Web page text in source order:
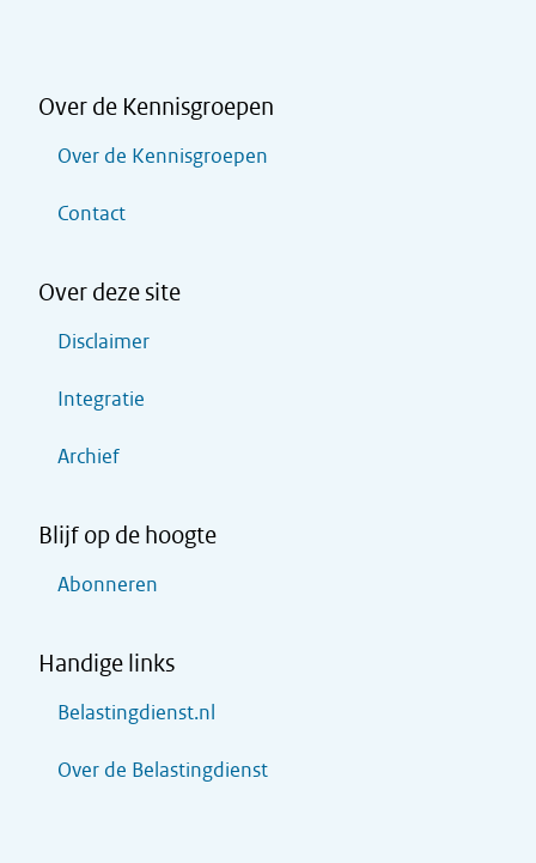
Over de Kennisgroepen
Over de Kennisgroepen
Contact
Over deze site
Disclaimer
Integratie
Archief
Blijf op de hoogte
Abonneren
Handige links
Belastingdienst.nl
Over de Belastingdienst